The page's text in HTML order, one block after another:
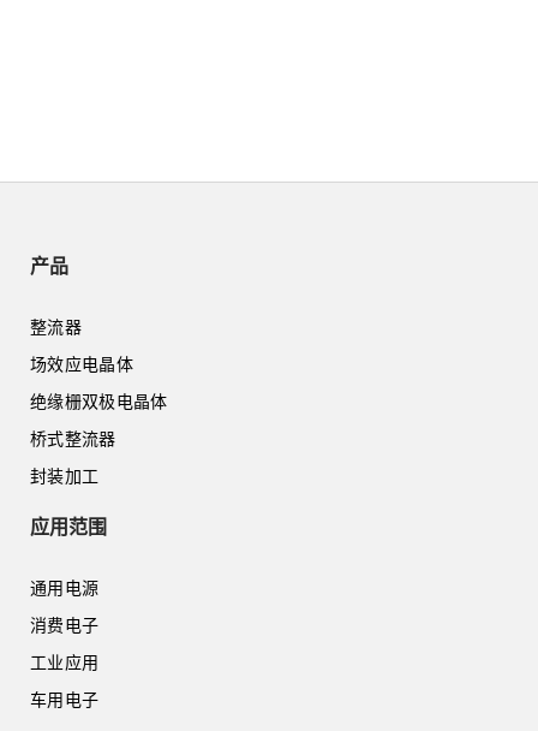
产品
整流器
场效应电晶体
绝缘栅双极电晶体
桥式整流器
封装加工
应用范围
通用电源
消费电子
工业应用
车用电子